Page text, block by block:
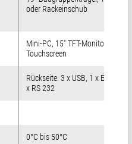
oder Rackeinschub
Mini-PC, 15“ TFT-Monitor mit
Touchscreen
Rückseite: 3 x USB, 1 x Ethernet,
x RS 232
0°C bis 50°C